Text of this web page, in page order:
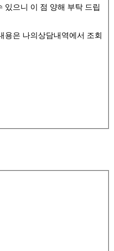
있으니 이 점 양해 부탁 드립
용은 나의상담내역에서 조회